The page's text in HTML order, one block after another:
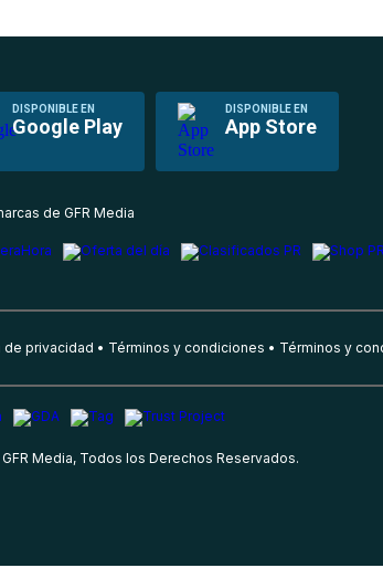
DISPONIBLE EN
Google Play
DISPONIBLE EN
App Store
de GFR Media
de privacidad Términos y condiciones Términos y
GFR Media, Todos los Derechos Reservados.